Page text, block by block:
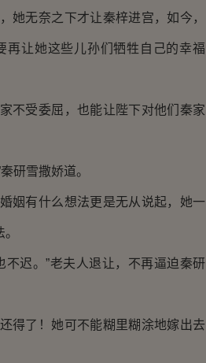
无奈之下才让秦梓进宫，如今，
再让她这些儿孙们牺牲自己的幸福
受委屈，也能让陛下对他们秦家
研雪撒娇道。
有什么想法更是无从说起，她一
迟。”老夫人退让，不再逼迫秦研
了！她可不能糊里糊涂地嫁出去